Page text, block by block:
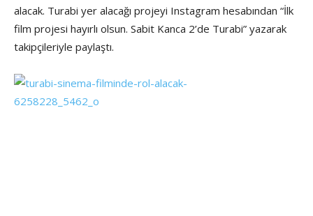
alacak. Turabi yer alacağı projeyi Instagram hesabından “İlk
film projesi hayırlı olsun. Sabit Kanca 2’de Turabi” yazarak
takipçileriyle paylaştı.